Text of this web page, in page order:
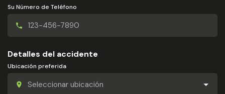
Su Número de Teléfono
Detalles del accidente
Ubicación preferida